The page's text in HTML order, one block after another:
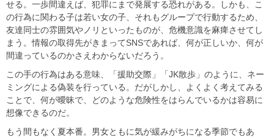
せる。一歩間違えば、犯罪にまで発展する恐れがある。しかも、こ
の行為に関わる子は若い女の子、それもグループで行動するため、
友達同士の雰囲気やノリといったものが、危機意識を麻痺させてし
まう。情報の取得先がきまってSNSであれば、何が正しいか、何が
間違っているのかさえわからないだろう。
この手の行為はある意味、「援助交際」「JK散歩」のように、ネー
ミングによる偽装を行っている。だがしかし、よくよく考えてみる
ことで、何が曖昧で、どのような危険性をはらんでいるかは容易に
想像できるのだ。
もう間もなく夏本番。男女ともに気が緩みがちになる季節でもあ